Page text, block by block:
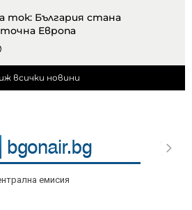
ток: България стана
Европа
всички новини
емисия